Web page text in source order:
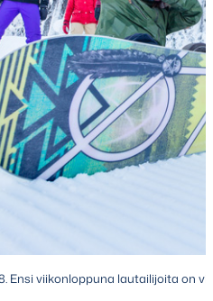
Ensi viikonloppuna lautailijoita on